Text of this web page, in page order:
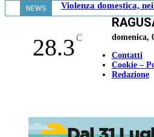
NEWS Violenza domestica,
28.3C
domenica,
Contatti
Cookie –
Redazione